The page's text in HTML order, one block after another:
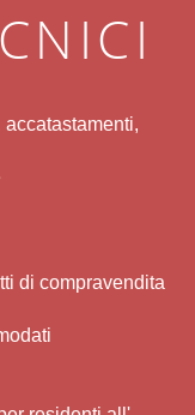
di compravendita